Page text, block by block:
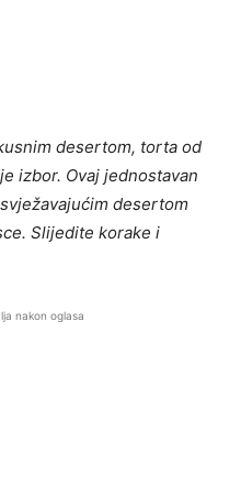
desertom, torta od
izbor. Ovaj jednostavan
desertom
Slijedite korake i
nakon oglasa